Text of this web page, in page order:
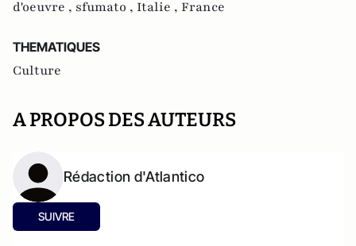
d'oeuvre , sfumato , Italie , France
THEMATIQUES
Culture
A PROPOS DES AUTEURS
Rédaction d'Atlantico
SUIVRE